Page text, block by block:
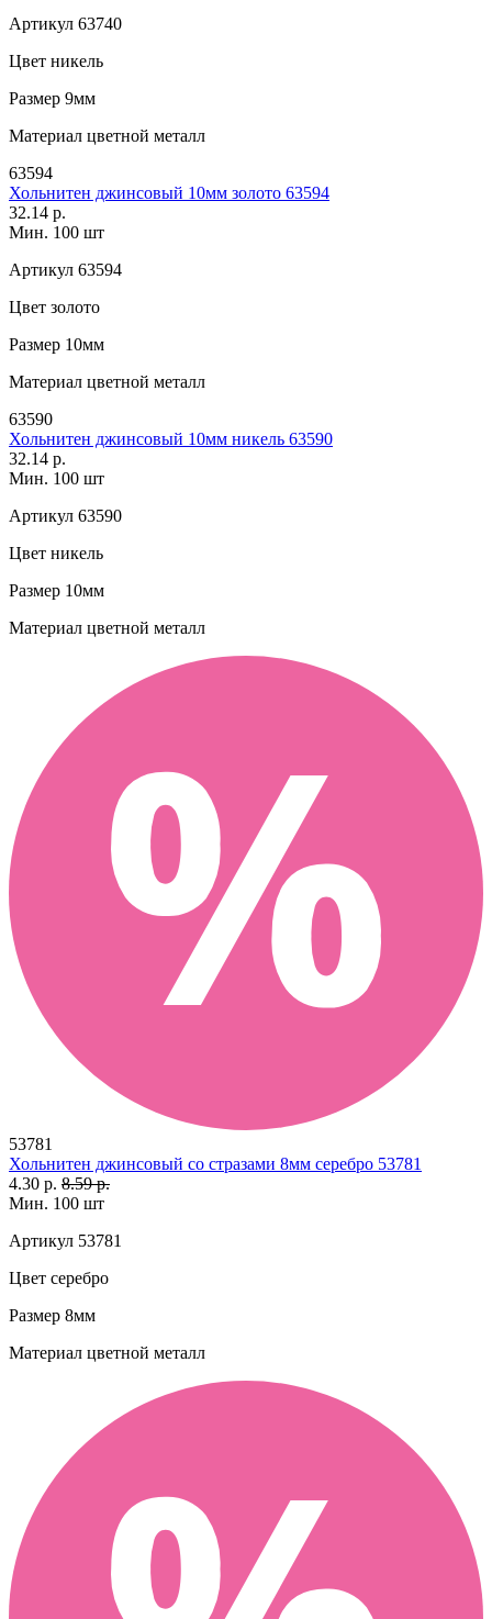
Артикул 63740
Цвет никель
Размер 9мм
Материал цветной металл
63594
Хольнитен джинсовый 10мм золото 63594
32.14 р.
Мин. 100 шт
Артикул 63594
Цвет золото
Размер 10мм
Материал цветной металл
63590
Хольнитен джинсовый 10мм никель 63590
32.14 р.
Мин. 100 шт
Артикул 63590
Цвет никель
Размер 10мм
Материал цветной металл
53781
Хольнитен джинсовый со стразами 8мм серебро 53781
4.30 р. 8.59 р.
Мин. 100 шт
Артикул 53781
Цвет серебро
Размер 8мм
Материал цветной металл